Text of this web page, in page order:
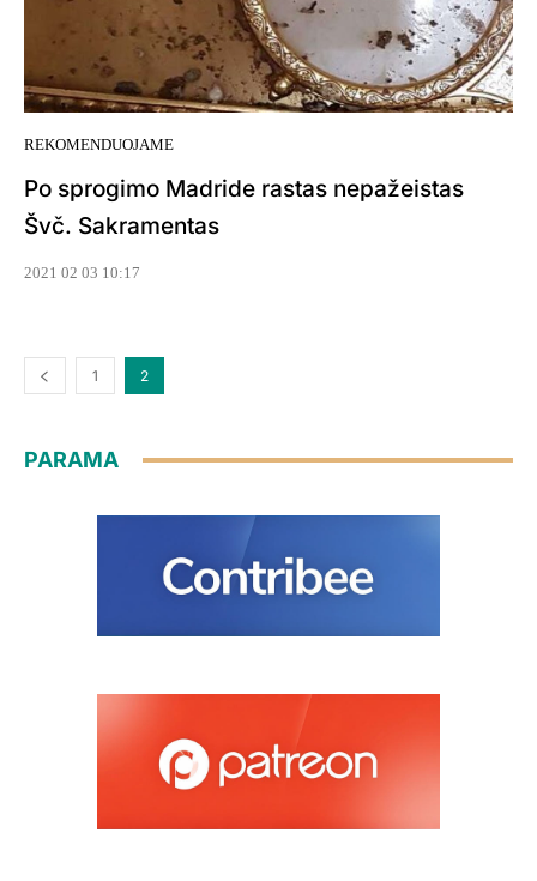
REKOMENDUOJAME
Po sprogimo Madride rastas nepažeistas
Švč. Sakramentas
2021 02 03 10:17
1 2
PARAMA